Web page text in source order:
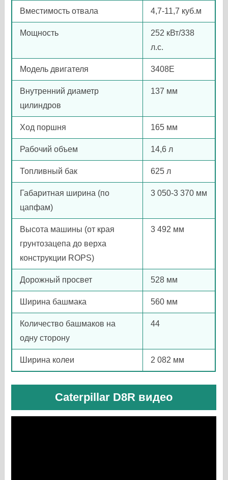
Вместимость отвала 4,7-11,7 куб.м
Мощность
252 кВт/338
л.с.
Модель двигателя 3408E
Внутренний диаметр
цилиндров
137 мм
Ход поршня 165 мм
Рабочий объем 14,6 л
Топливный бак 625 л
Габаритная ширина (по
цапфам)
3 050-3 370 мм
Высота машины (от края
грунтозацепа до верха
конструкции ROPS)
3 492 мм
Дорожный просвет 528 мм
Ширина башмака 560 мм
Количество башмаков на
одну сторону
44
Ширина колеи 2 082 мм
Caterpillar D8R видео